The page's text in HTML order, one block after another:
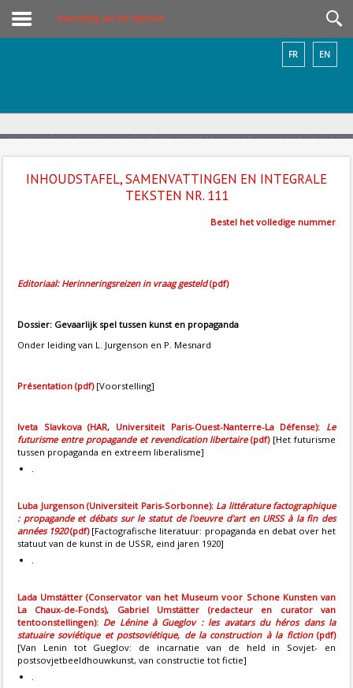
Voorstelling van het tijdschrift
EN
FR
INHOUDSTAFEL, SAMENVATTINGEN EN INTEGRALE
TEKSTEN NR. 111
Bestel het volledige nummer
Editoriaal: Herinneringsreizen in vraag gesteld(pdf)
Dossier: Gevaarlijk spel tussen kunst en propaganda
Onder leiding van L. Jurgenson en P. Mesnard
Présentation (pdf)[Voorstelling]
Iveta Slavkova (HAR, Universiteit Paris-Ouest-Nanterre-La Défense): Le
futurisme entre propagande et revendication libertaire(pdf)[Het futurisme
tussen propaganda en extreem liberalisme]
.
Luba Jurgenson (Universiteit Paris-Sorbonne): La littérature factographique
: propagande et débats sur le statut de l'oeuvre d'art en URSS à la fin des
années 1920(pdf) [Factografische literatuur: propaganda en debat over het
statuut van de kunst in de USSR, eind jaren 1920]
.
Lada Umstätter (Conservator van het Museum voor Schone Kunsten van
La Chaux-de-Fonds), Gabriel Umstätter (redacteur en curator van
tentoonstellingen): De Lénine à Gueglov : les avatars du héros dans la
statuaire soviétique et postsoviétique, de la construction à la fiction (pdf)
[Van Lenin tot Gueglov: de incarnatie van de held in Sovjet- en
postsovjetbeeldhouwkunst, van constructie tot fictie]
.